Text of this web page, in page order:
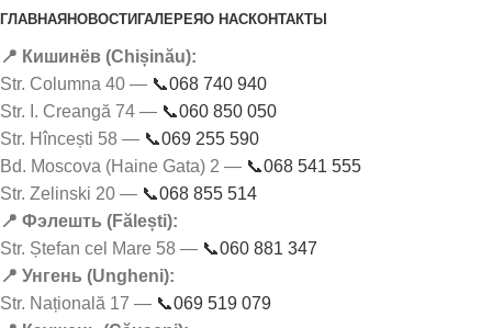
ГЛАВНАЯНОВОСТИГАЛЕРЕЯО НАСКОНТАКТЫ
📍 Кишинёв (Chișinău):
Str. Columna 40 — 📞068 740 940
Str. I. Creangă 74 — 📞060 850 050
Str. Hîncești 58 — 📞069 255 590
Bd. Moscova (Haine Gata) 2 — 📞068 541 555
Str. Zelinski 20 — 📞068 855 514
📍 Фэлешть (Fălești):
Str. Ștefan cel Mare 58 — 📞060 881 347
📍 Унгень (Ungheni):
Str. Națională 17 — 📞069 519 079